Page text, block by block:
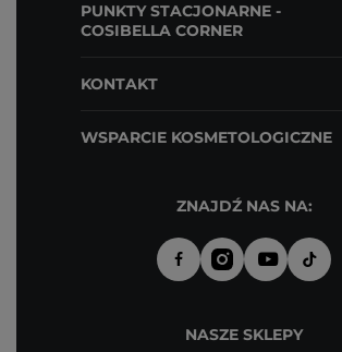
PUNKTY STACJONARNE -
COSIBELLA CORNER
KONTAKT
WSPARCIE KOSMETOLOGICZNE
ZNAJDŹ NAS NA:
NASZE SKLEPY